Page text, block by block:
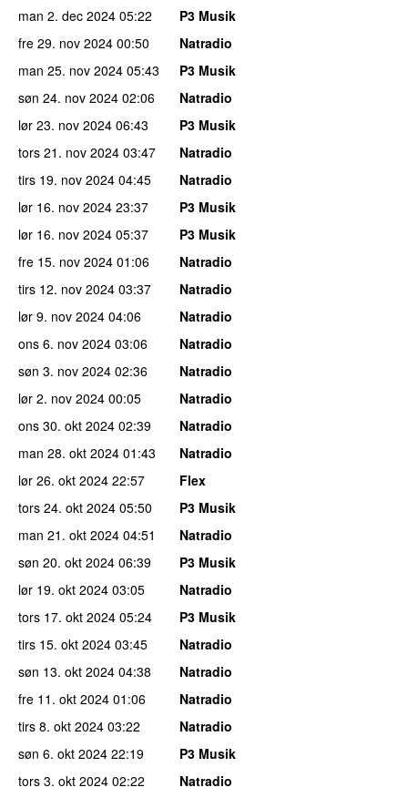
man 2. dec 2024 05:22
P3 Musik
fre 29. nov 2024 00:50
Natradio
man 25. nov 2024 05:43
P3 Musik
søn 24. nov 2024 02:06
Natradio
lør 23. nov 2024 06:43
P3 Musik
tors 21. nov 2024 03:47
Natradio
tirs 19. nov 2024 04:45
Natradio
lør 16. nov 2024 23:37
P3 Musik
lør 16. nov 2024 05:37
P3 Musik
fre 15. nov 2024 01:06
Natradio
tirs 12. nov 2024 03:37
Natradio
lør 9. nov 2024 04:06
Natradio
ons 6. nov 2024 03:06
Natradio
søn 3. nov 2024 02:36
Natradio
lør 2. nov 2024 00:05
Natradio
ons 30. okt 2024 02:39
Natradio
man 28. okt 2024 01:43
Natradio
lør 26. okt 2024 22:57
Flex
tors 24. okt 2024 05:50
P3 Musik
man 21. okt 2024 04:51
Natradio
søn 20. okt 2024 06:39
P3 Musik
lør 19. okt 2024 03:05
Natradio
tors 17. okt 2024 05:24
P3 Musik
tirs 15. okt 2024 03:45
Natradio
søn 13. okt 2024 04:38
Natradio
fre 11. okt 2024 01:06
Natradio
tirs 8. okt 2024 03:22
Natradio
søn 6. okt 2024 22:19
P3 Musik
tors 3. okt 2024 02:22
Natradio